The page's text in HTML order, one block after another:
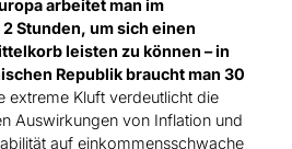
arbeitet man im
Stunden, um sich einen
leisten zu können – in
Republik braucht man 30
extreme Kluft verdeutlicht die
Auswirkungen von Inflation und
auf einkommensschwache